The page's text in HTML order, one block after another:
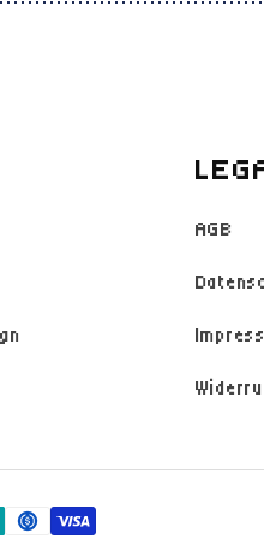
AGB